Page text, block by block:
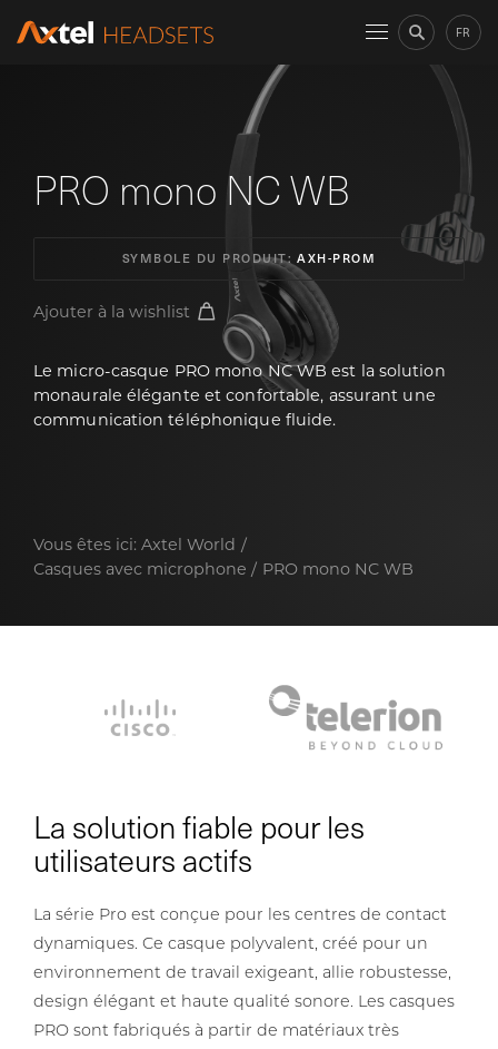
FR
PRO mono NC WB
SYMBOLE DU PRODUIT: AXH-PROM
Ajouter à la wishlist
Le micro-casque PRO mono NC WB est la solution
monaurale élégante et confortable, assurant une
communication téléphonique fluide.
Vous êtes ici: Axtel World
Casques avec microphone
PRO mono NC WB
La solution fiable pour les
utilisateurs actifs
La série Pro est conçue pour les centres de contact
dynamiques. Ce casque polyvalent, créé pour un
environnement de travail exigeant, allie robustesse,
design élégant et haute qualité sonore. Les casques
PRO sont fabriqués à partir de matériaux très